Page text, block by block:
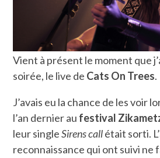
Vient à présent le moment que
soirée, le live de Cats On Trees.
J’avais eu la chance de les voir
l’an dernier au festival
leur singleSirens callétait sorti.
reconnaissance qui ont suivi ne